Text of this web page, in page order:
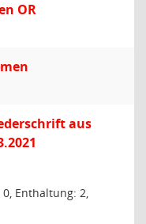
OR
aus
0, Enthaltung: 2,